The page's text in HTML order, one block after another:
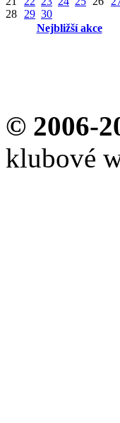
28
29 30
Nejbližší akce
© 2006-
klubové